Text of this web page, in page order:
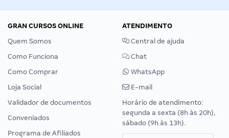
GRAN CURSOS ONLINE
Quem Somos
Como Funciona
Como Comprar
Loja Social
Validador de documentos
Conveniados
Programa de Afiliados
ATENDIMENTO
Central de ajuda
Chat
WhatsApp
E-mail
Horário de atendimento:
segunda a sexta (8h às 20h),
sábado (9h às 13h).